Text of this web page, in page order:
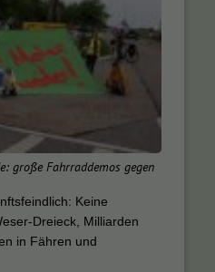
große Fahrraddemos gegen
Keine
Dreieck, Milliarden
in Fähren und